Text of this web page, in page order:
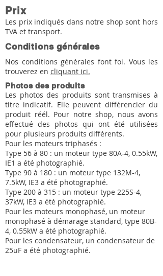
Prix
Les prix indiqués dans notre shop sont hors
TVA et transport.
Conditions générales
Nos conditions générales font foi. Vous les
trouverez en cliquant ici.
Photos des produits
Les photos des produits sont transmises à
titre indicatif. Elle peuvent différencier du
produit réél. Pour notre shop, nous avons
effectué des photos qui ont été utilisées
pour plusieurs produits différents.
Pour les moteurs triphasés :
Type 56 à 80 : un moteur type 80A-4, 0.55kW,
IE1 a été photographié.
Type 90 à 180 : un moteur type 132M-4,
7.5kW, IE3 a été photographié.
Type 200 à 315 : un moteur type 225S-4,
37kW, IE3 a été photographié.
Pour les moteurs monophasé, un moteur
monophasé à démarage standard, type 80B-
4, 0.55kW a été photographié.
Pour les condensateur, un condensateur de
25uF a été photographié.